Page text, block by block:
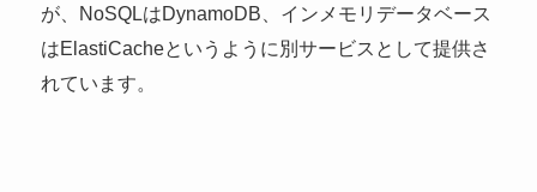
が、NoSQLはDynamoDB、インメモリデータベース
はElastiCacheというように別サービスとして提供さ
れています。